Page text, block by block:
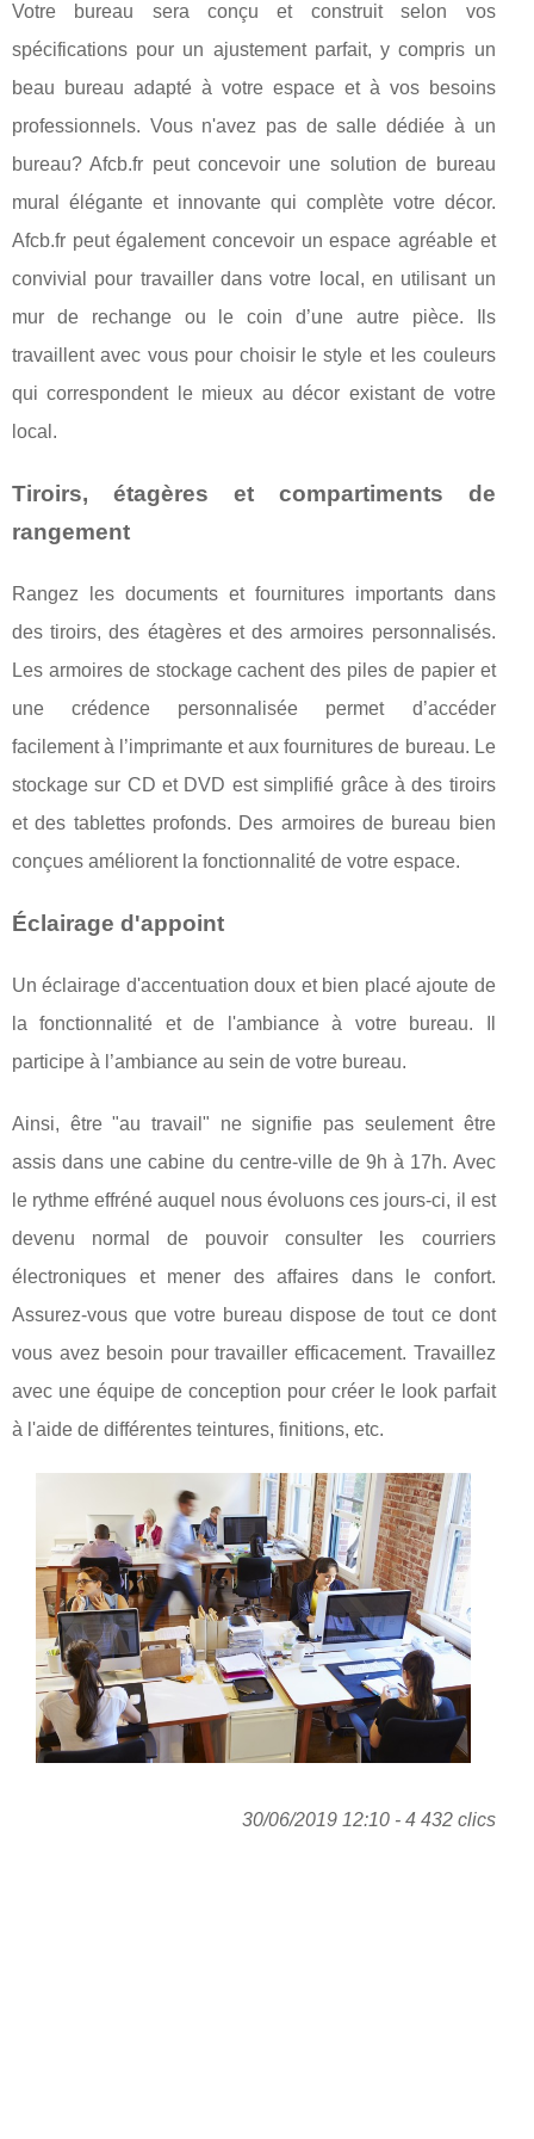
Votre bureau sera conçu et construit selon vos
spécifications pour un ajustement parfait, y compris un
beau bureau adapté à votre espace et à vos besoins
professionnels. Vous n'avez pas de salle dédiée à un
bureau? Afcb.fr peut concevoir une solution de bureau
mural élégante et innovante qui complète votre décor.
Afcb.fr peut également concevoir un espace agréable et
convivial pour travailler dans votre local, en utilisant un
mur de rechange ou le coin d’une autre pièce. Ils
travaillent avec vous pour choisir le style et les couleurs
qui correspondent le mieux au décor existant de votre
local.
Tiroirs, étagères et compartiments de
rangement
Rangez les documents et fournitures importants dans
des tiroirs, des étagères et des armoires personnalisés.
Les armoires de stockage cachent des piles de papier et
une crédence personnalisée permet d’accéder
facilement à l’imprimante et aux fournitures de bureau. Le
stockage sur CD et DVD est simplifié grâce à des tiroirs
et des tablettes profonds. Des armoires de bureau bien
conçues améliorent la fonctionnalité de votre espace.
Éclairage d'appoint
Un éclairage d'accentuation doux et bien placé ajoute de
la fonctionnalité et de l'ambiance à votre bureau. Il
participe à l’ambiance au sein de votre bureau.
Ainsi, être "au travail" ne signifie pas seulement être
assis dans une cabine du centre-ville de 9h à 17h. Avec
le rythme effréné auquel nous évoluons ces jours-ci, il est
devenu normal de pouvoir consulter les courriers
électroniques et mener des affaires dans le confort.
Assurez-vous que votre bureau dispose de tout ce dont
vous avez besoin pour travailler efficacement. Travaillez
avec une équipe de conception pour créer le look parfait
à l'aide de différentes teintures, finitions, etc.
30/06/2019 12:10 - 4 432 clics